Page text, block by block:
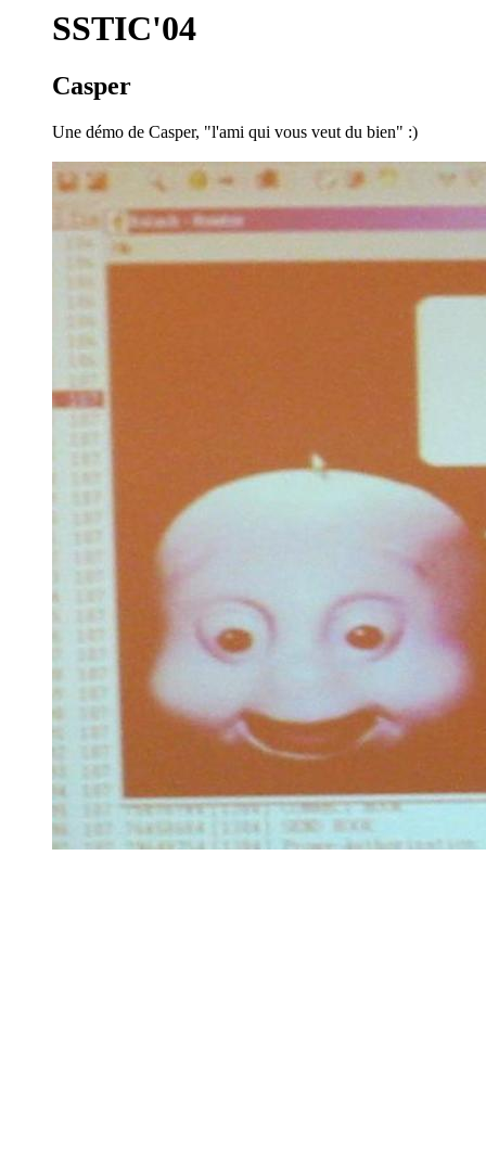
SSTIC'04
Casper
Une démo de Casper, "l'ami qui vous veut du bien" :)